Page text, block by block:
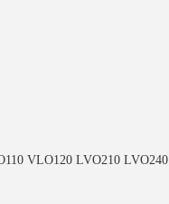
VLO120 LVO210 LVO240